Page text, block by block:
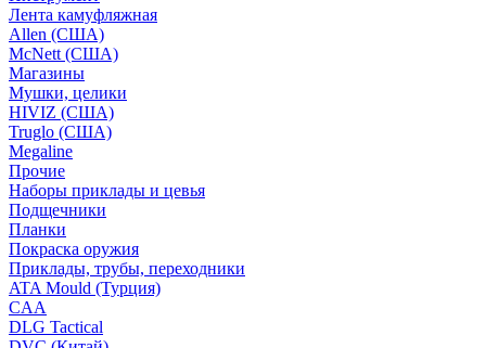
Лента камуфляжная
Allen (США)
McNett (США)
Магазины
Мушки, целики
HIVIZ (США)
Truglo (США)
Megaline
Прочие
Наборы приклады и цевья
Подщечники
Планки
Покраска оружия
Приклады, трубы, переходники
ATA Mould (Турция)
CAA
DLG Tactical